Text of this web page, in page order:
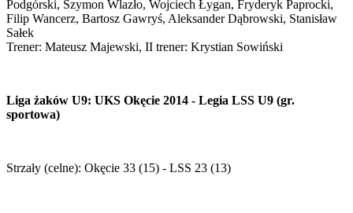
Podgórski, Szymon Wlazło, Wojciech Łygan, Fryderyk Paprocki,
Filip Wancerz, Bartosz Gawryś, Aleksander Dąbrowski, Stanisław
Sałek
Trener: Mateusz Majewski, II trener: Krystian Sowiński
Liga żaków U9: UKS Okęcie 2014 - Legia LSS U9 (gr.
sportowa)
Strzały (celne): Okęcie 33 (15) - LSS 23 (13)